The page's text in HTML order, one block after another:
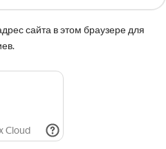
сайта в этом браузере для